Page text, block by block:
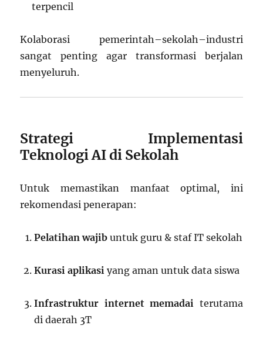
terpencil
Kolaborasi pemerintah–sekolah–industri
sangat penting agar transformasi berjalan
menyeluruh.
Strategi Implementasi
Teknologi AI di Sekolah
Untuk memastikan manfaat optimal, ini
rekomendasi penerapan:
Pelatihan wajib untuk guru & staf IT sekolah
Kurasi aplikasi yang aman untuk data siswa
Infrastruktur internet memadai terutama
di daerah 3T